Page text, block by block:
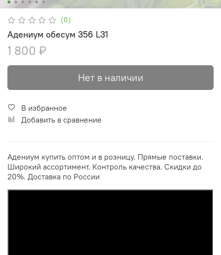
(0)
Адениум обесум 356 L31
1 800 ₽
Нет в наличии
В избранное
Добавить в сравнение
Адениум купить оптом и в розницу. Прямые поставки.
Широкий ассортимент. Контроль качества. Скидки до
20%. Доставка по России